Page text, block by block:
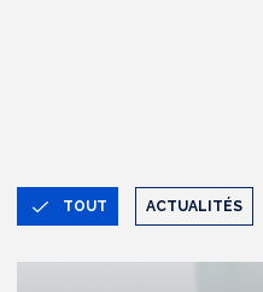
TOUT ACTUALITÉS